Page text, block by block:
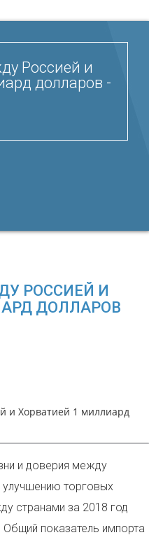
Россией и
долларов -
РОССИЕЙ И
ДОЛЛАРОВ
и Хорватией 1 миллиард
и доверия между
улучшению торговых
странами за 2018 год
показатель импорта